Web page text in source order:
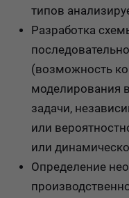
типов
Разработка
(возможность
моделирования
задачи,
или
или
Определение